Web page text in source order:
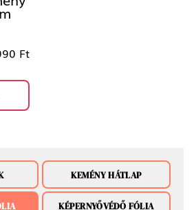
Ft
KEMÉNY HÁTLAP
KÉPERNYŐVÉDŐ FÓLIA